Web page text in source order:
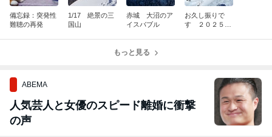
備忘録：突発性
難聴の再発
1/17 絶景の三
国山
赤城 大沼のア
イスバブル
お久し振りで
す ２０２５年
もっと見る
ABEMA
人気芸人と女優のスピード離婚に衝撃
の声